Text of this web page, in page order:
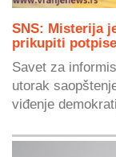
SNS: Misterija
prikupiti potpise
Savet za
utorak
viđenje